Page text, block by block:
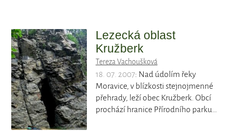
Lezecká oblast
Kružberk
Tereza Vachoušková
18. 07. 2007: Nad údolím řeky
Moravice, v blízkosti stejnojmenné
přehrady, leží obec Kružberk. Obcí
prochází hranice Přírodního parku…